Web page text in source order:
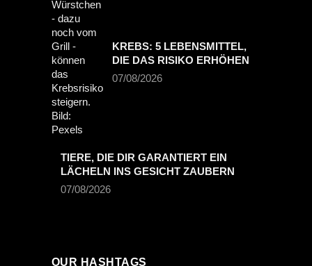
KREBS: 5 LEBENSMITTEL,
DIE DAS RISIKO ERHÖHEN
07/08/2026
TIERE, DIE DIR GARANTIERT EIN
LÄCHELN INS GESICHT ZAUBERN
07/08/2026
OUR HASHTAGS